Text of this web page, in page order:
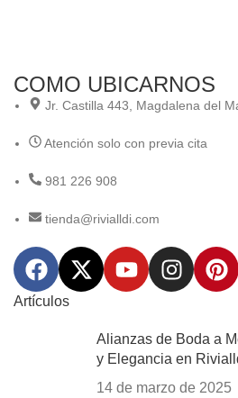
COMO UBICARNOS
Jr. Castilla 443, Magdalena del
Atención solo con previa cita
981 226 908
tienda@rivialldi.com
Artículos
Alianzas de Boda a
y Elegancia en
14 de marzo de 2025